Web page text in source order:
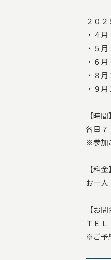
２０２
・４
・５
・６
・８
・９
【時間】
各日７
※参加
【料金】
お一
【お問
ＴＥ
※ご予